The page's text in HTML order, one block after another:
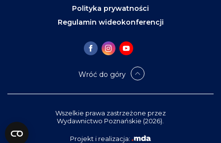
Polityka prywatności
Regulamin wideokonferencji
Wróć do góry
Wszelkie prawa zastrzeżone przez
Wydawnictwo Poznańskie (2026).
Projekt i realizacja: